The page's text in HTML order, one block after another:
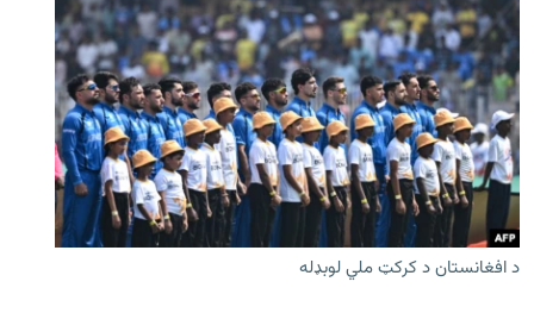
د افغانستان د کرکټ ملي لوبډله